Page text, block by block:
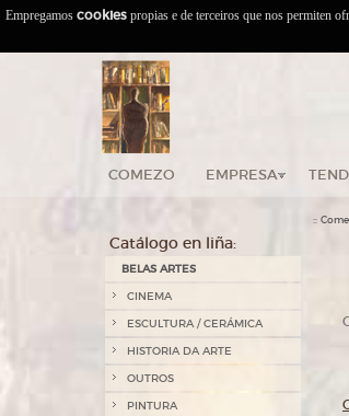
COMEZO EMPRESA
Catálogo en liña:
BELAS ARTES
CINEMA
ESCULTURA / CERÁMICA
HISTORIA DA ARTE
OUTROS
PINTURA
::
Empregamos cookies propias e de terceiros que nos permiten